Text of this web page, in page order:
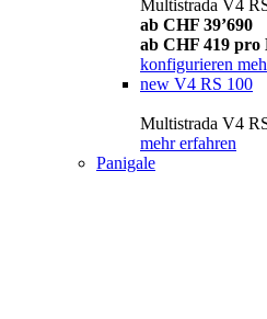
Multistrada V4
ab CHF 39’690
ab CHF 419
konfigurieren
new V4 RS 100
Multistrada V4
mehr erfahren
Panigale